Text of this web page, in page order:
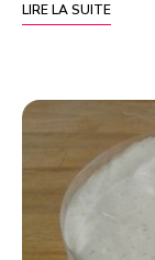
LIRE LA SUITE